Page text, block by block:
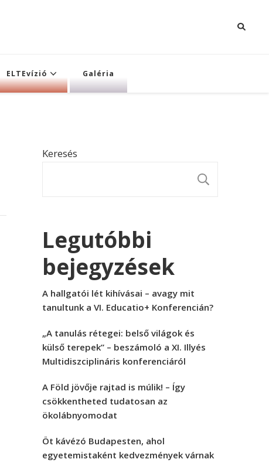
ELTEvízió Galéria
Keresés
Legutóbbi
bejegyzések
A hallgatói lét kihívásai – avagy mit
tanultunk a VI. Educatio+ Konferencián?
„A tanulás rétegei: belső világok és
külső terepek” – beszámoló a XI. Illyés
Multidiszciplináris konferenciáról
A Föld jövője rajtad is múlik! – Így
csökkentheted tudatosan az
ökolábnyomodat
Öt kávézó Budapesten, ahol
egyetemistaként kedvezmények várnak